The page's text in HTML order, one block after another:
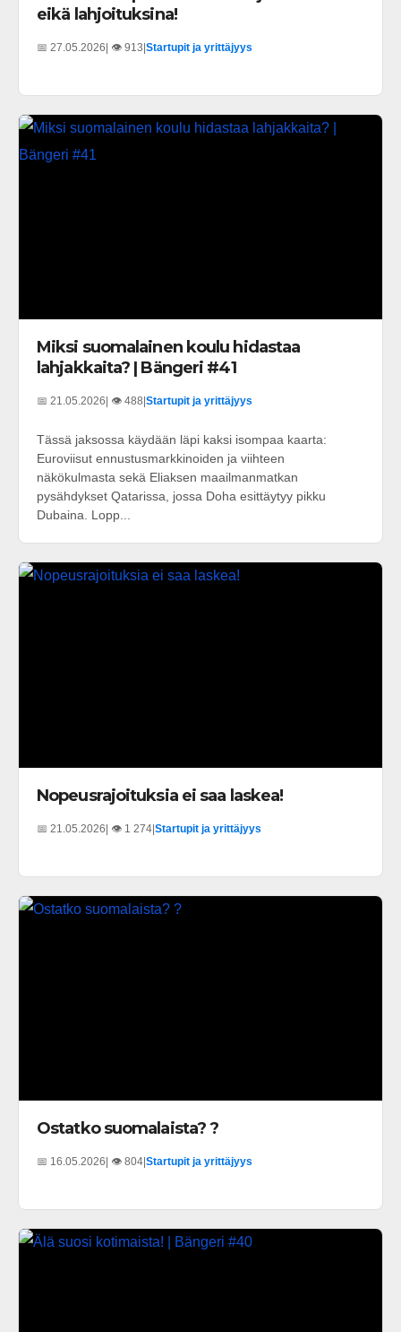
eikä lahjoituksina!
📅 27.05.2026 | 👁️ 913 Startupit ja yrittäjyys
Miksi suomalainen koulu hidastaa
lahjakkaita? | Bängeri #41
📅 21.05.2026 | 👁️ 488 Startupit ja yrittäjyys
Tässä jaksossa käydään läpi kaksi isompaa kaarta:
Euroviisut ennustusmarkkinoiden ja viihteen
näkökulmasta sekä Eliaksen maailmanmatkan
pysähdykset Qatarissa, jossa Doha esittäytyy pikku
Dubaina. Lopp...
Nopeusrajoituksia ei saa laskea!
📅 21.05.2026| 👁️ 1 274|Startupit ja yrittäjyys
Ostatko suomalaista? ?
📅 16.05.2026 | 👁️ 804 Startupit ja yrittäjyys